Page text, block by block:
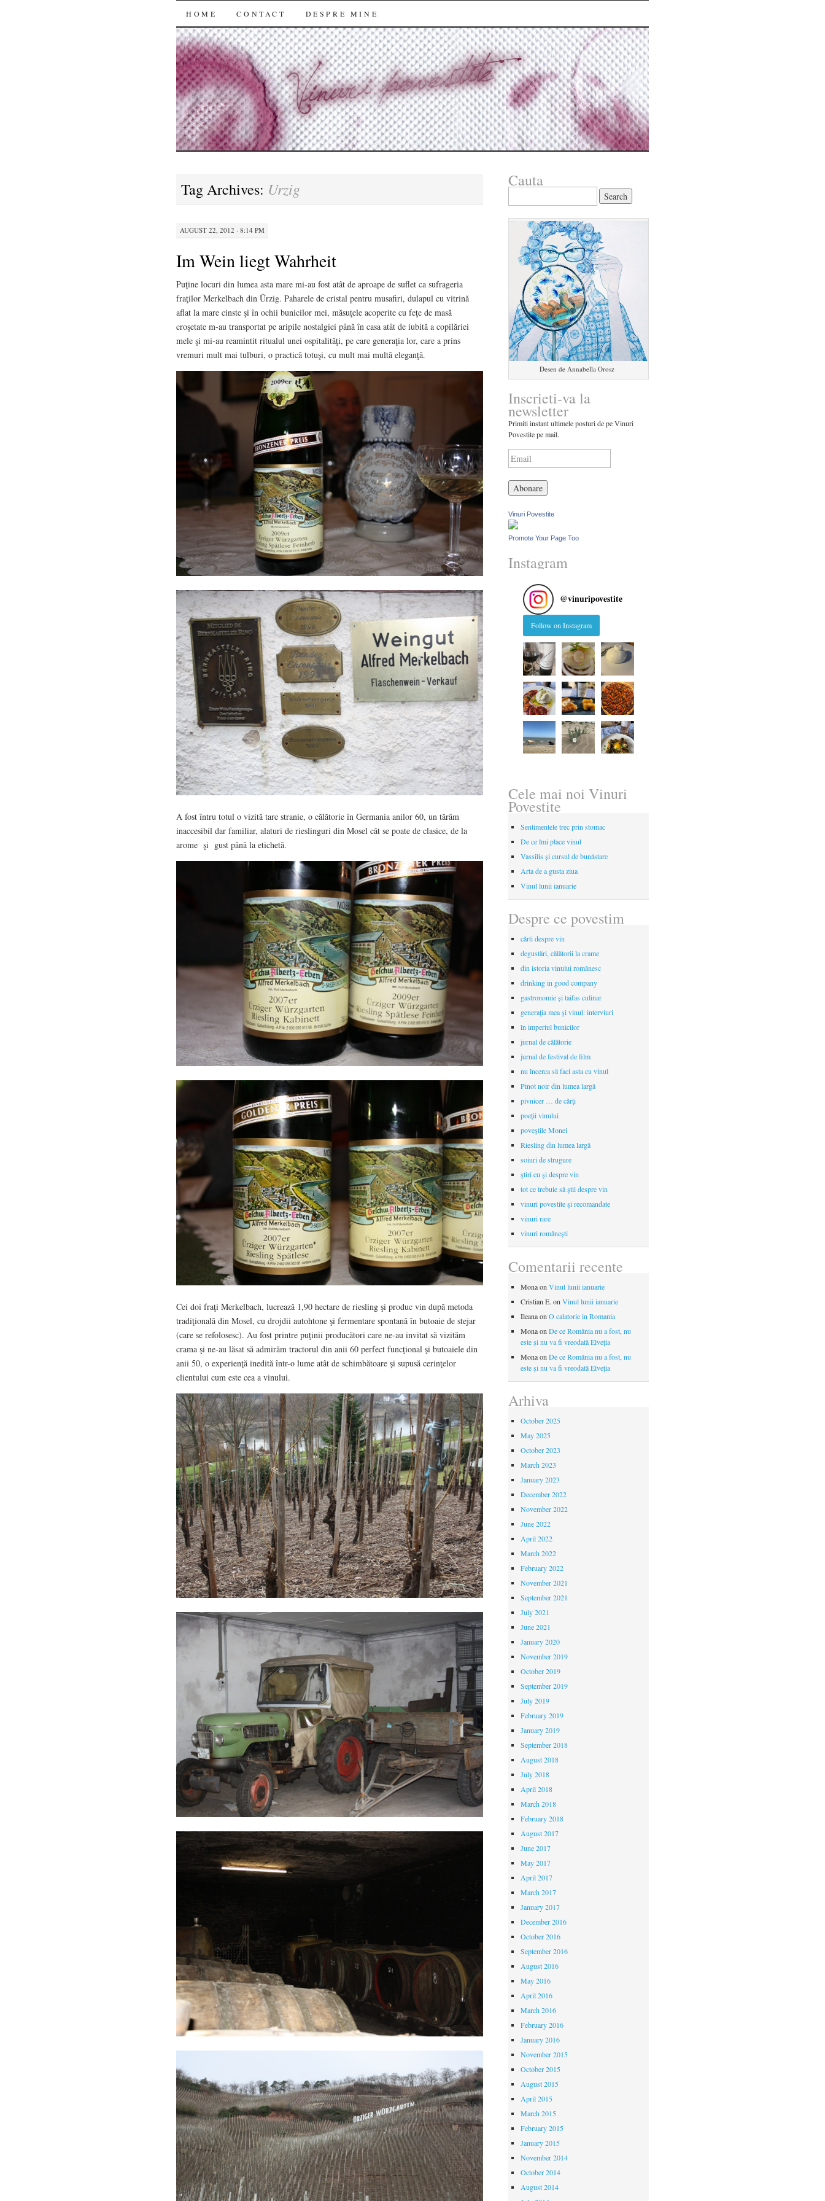
SKIP
TO
CONTENT
HOME CONTACT DESPRE MINE
Tag Archives: Urzig
AUGUST 22, 2012 · 8:14 PM
Im Wein liegt Wahrheit
Puţine locuri din lumea asta mare mi-au fost atât de aproape de suflet ca sufrageria
fraţilor Merkelbach din Ürzig. Paharele de cristal pentru musafiri, dulapul cu vitrină
aflat la mare cinste şi în ochii bunicilor mei, măsuţele acoperite cu feţe de masă
croşetate m-au transportat pe aripile nostalgiei până în casa atât de iubită a copilăriei
mele şi mi-au reamintit ritualul unei ospitalităţi, pe care generaţia lor, care a prins
vremuri mult mai tulburi, o practică totuşi, cu mult mai multă eleganţă.
A fost întru totul o vizită tare stranie, o călătorie în Germania anilor 60, un tărâm
inaccesibil dar familiar, alaturi de rieslinguri din Mosel cât se poate de clasice, de la
arome şi gust până la etichetă.
Cei doi fraţi Merkelbach, lucrează 1,90 hectare de riesling şi produc vin după metoda
tradiţională din Mosel, cu drojdii autohtone şi fermentare spontană în butoaie de stejar
(care se refolosesc). Au fost printre puţinii producători care ne-au invitat să vizităm
crama şi ne-au lăsat să admirăm tractorul din anii 60 perfect funcţional şi butoaiele din
anii 50, o experienţă inedită într-o lume atât de schimbătoare şi supusă cerinţelor
clientului cum este cea a vinului.
Cauta
Desen de Annabella Orosz
Inscrieti-va la
newsletter
Primiti instant ultimele posturi de pe Vinuri
Povestite pe mail.
Vinuri Povestite
Promote Your Page Too
Instagram
@vinuripovestite
Follow on Instagram
Cele mai noi Vinuri
Povestite
Sentimentele trec prin stomac
De ce îmi place vinul
Vassilis și cursul de bunăstare
Arta de a gusta ziua
Vinul lunii ianuarie
Despre ce povestim
cărti despre vin
degustări, călătorii la crame
din istoria vinului românesc
drinking in good company
gastronomie și taifas culinar
generaţia mea şi vinul: interviuri
în imperiul bunicilor
jurnal de călătorie
jurnal de festival de film
nu încerca să faci asta cu vinul
Pinot noir din lumea largă
pivnicer … de cărţi
poeții vinului
poveştile Monei
Riesling din lumea largă
soiuri de strugure
ştiri cu şi despre vin
tot ce trebuie să ştii despre vin
vinuri povestite şi recomandate
vinuri rare
vinuri româneşti
Comentarii recente
Monaon Vinul lunii ianuarie
Cristian E. on Vinul lunii ianuarie
Ileanaon O calatorie in Romania
Monaon De ce România nu a fost, nu
este și nu va fi vreodată Elveția
Monaon De ce România nu a fost, nu
este și nu va fi vreodată Elveția
Arhiva
October 2025
May 2025
October 2023
March 2023
January 2023
December 2022
November 2022
June 2022
April 2022
March 2022
February 2022
November 2021
September 2021
July 2021
June 2021
January 2020
November 2019
October 2019
September 2019
July 2019
February 2019
January 2019
September 2018
August 2018
July 2018
April 2018
March 2018
February 2018
August 2017
June 2017
May 2017
April 2017
March 2017
January 2017
December 2016
October 2016
September 2016
August 2016
May 2016
April 2016
March 2016
February 2016
January 2016
November 2015
October 2015
August 2015
April 2015
March 2015
February 2015
January 2015
November 2014
October 2014
August 2014